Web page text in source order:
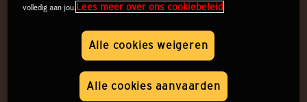
volledig aan jou.Lees meer over ons cookiebeleid
Alle cookies weigeren
Alle cookies aanvaarden